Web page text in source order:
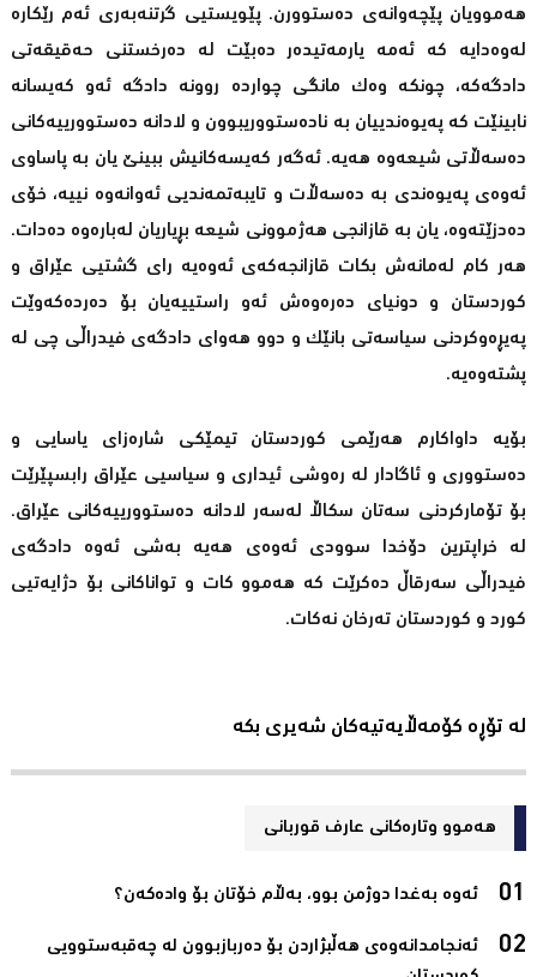
هەموویان پێچەوانەی دەستوورن. پێویستیی گرتنەبەری ئەم رێکارە
لەوەدایە کە ئەمە یارمەتیدەر دەبێت لە دەرخستنی حەقیقەتی
دادگەکە، چونکە وەک مانگی چواردە روونە دادگە ئەو کەیسانە
نابینێت کە پەیوەندییان بە نادەستووریبوون و لادانە دەستوورییەکانی
دەسەڵاتی شیعەوە هەیە. ئەگەر کەیسەکانیش ببینێ یان بە پاساوی
ئەوەی پەیوەندی بە دەسەڵات و تایبەتمەندیی ئەوانەوە نییە، خۆی
دەدزێتەوە، یان بە قازانجی هەژموونی شیعە بڕیاریان لەبارەوە دەدات.
هەر کام لەمانەش بکات قازانجەکەی ئەوەیە رای گشتیی عێراق و
کوردستان و دونیای دەرەوەش ئەو راستییەیان بۆ دەردەکەوێت
پەیڕەوکردنی سیاسەتی بانێک و دوو هەوای دادگەی فیدراڵی چی لە
پشتەوەیە.
بۆیە داواکارم هەرێمی کوردستان تیمێکی شارەزای یاسایی و
دەستووری و ئاگادار لە رەوشی ئیداری و سیاسیی عێراق رابسپێرێت
بۆ تۆمارکردنی سەتان سکاڵا لەسەر لادانە دەستوورییەکانی عێراق.
لە خراپترین دۆخدا سوودی ئەوەی هەیە بەشی ئەوە دادگەی
فیدراڵی سەرقاڵ دەکرێت کە هەموو کات و تواناکانی بۆ دژایەتیی
کورد و کوردستان تەرخان نەکات.
لە تۆڕە کۆمەڵایەتیەکان شەیری بکە
هەموو وتارەکانی عارف قوربانی
ئەوە بەغدا دوژمن بوو، بەڵام خۆتان بۆ وادەکەن؟‌
ئەنجامدانەوەى هەڵبژاردن بۆ دەربازبوون لە چەقبەستوویى